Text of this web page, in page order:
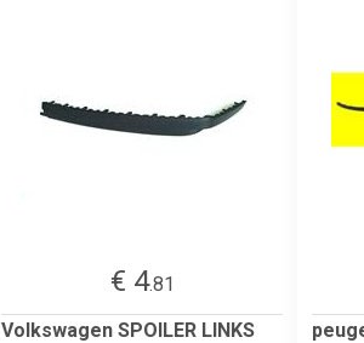
€ 4.81
Volkswagen SPOILER LINKS